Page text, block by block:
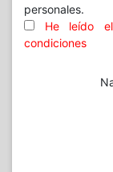
Derecho
personales.
He leído
condiciones